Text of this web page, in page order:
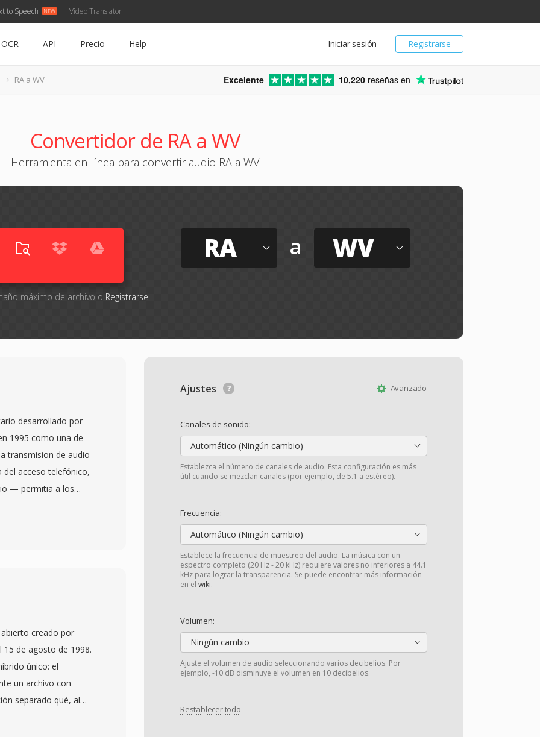
to Speech Video Translator
Registrarse
Iniciar sesión
OCR API Precio Help
RA a WV Excelente 10,220 reseñas en
Convertidor de RA a WV
Herramienta en línea para convertir audio RA a WV
máximo de archivo o Registrarse
RA a WV
Avanzado
Ajustes
Canales de sonido:
Automático (Ningún cambio)
Establezca el número de canales de audio. Esta configuración es más
útil cuando se mezclan canales (por ejemplo, de 5.1 a estéreo).
Frecuencia:
Automático (Ningún cambio)
Establece la frecuencia de muestreo del audio. La música con un
espectro completo (20 Hz - 20 kHz) requiere valores no inferiores a 44.1
kHz para lograr la transparencia. Se puede encontrar más información
en el wiki.
Volumen:
Ningún cambio
Ajuste el volumen de audio seleccionando varios decibelios. Por
ejemplo, -10 dB disminuye el volumen en 10 decibelios.
Restablecer todo
desarrollado por
1995 como una de
transmision de audio
del acceso telefónico,
— permitia a los
en lugar de
10, basado en
streaming
almacenamiento en
de
apogeo, RealPlayer
y emisoras como
sus transmisiones en
creado por
15 de agosto de 1998.
único: el
un archivo con
separado qué, al
bit a bit. Los